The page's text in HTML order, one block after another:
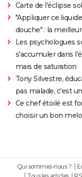
Carte de l'éclipse
"Appliquer ce
douche" : la
Les psychologues
s'accumuler dans
mais de saturation
Tony Silvestre,
pas malade, c'est
Ce chef étoilé est
choisir un bon
Qui sommes-nous ?